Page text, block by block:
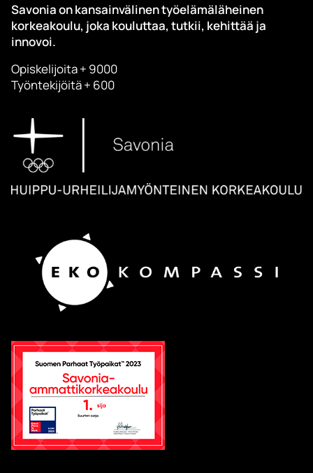
Savonia on kansainvälinen työelämäläheinen
korkeakoulu, joka kouluttaa, tutkii, kehittää ja
innovoi.
Opiskelijoita + 9000
Työntekijöitä + 600